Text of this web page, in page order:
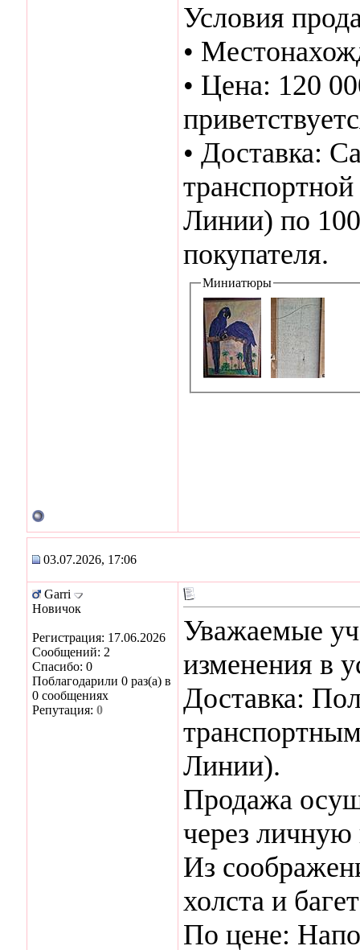
Условия
•
• Цена: 120
• Доставка:
Линии) по
покупателя.
Миниатюры
03.07.2026, 17:06
Garri
Новичок
Регистрация: 17.06.2026
Сообщений: 2
Спасибо: 0
Поблагодарили 0 раз(а) в
0 сообщениях
Репутация: 0
Уважаемые
изменения в
Доставка:
Линии).
Продажа
через
Из
холста и
По цене: